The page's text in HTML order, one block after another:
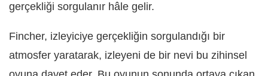
gerçekliği sorgulanır hâle gelir.
Fincher, izleyiciye gerçekliğin sorgulandığı bir
atmosfer yaratarak, izleyeni de bir nevi bu zihinsel